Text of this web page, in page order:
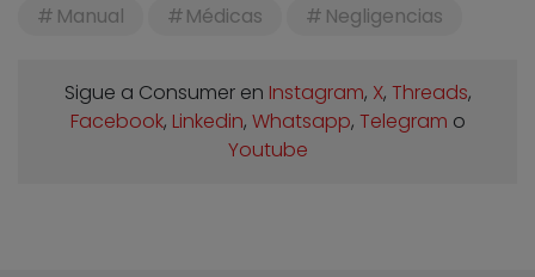
Manual Médicas Negligencias
Sigue a Consumer en Instagram, X, Threads,
Facebook, Linkedin, Whatsapp, Telegram o
Youtube